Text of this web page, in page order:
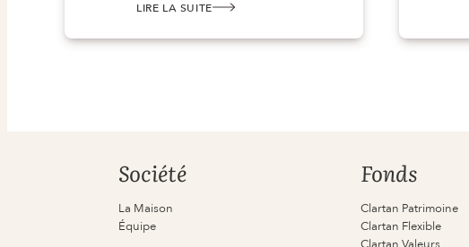
LIRE LA SUITE
:
Société
La Maison
Équipe
Fonds
Clartan Patrimoine
Clartan Flexible